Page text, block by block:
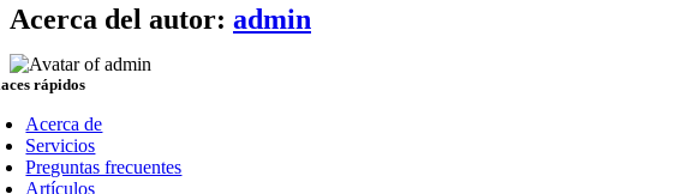
Facebook
X
Bluesky
Reddit
LinkedIn
WhatsApp
Telegram
Tumblr
Pinterest
Xing
Correo
electrónico
Acerca del autor: admin
rápidos
Acerca de
Servicios
Preguntas frecuentes
Artículos